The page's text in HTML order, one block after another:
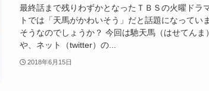
最終話まで残りわずかとなったＴＢＳの火曜ドラ
トでは「天馬がかわいそう」だと話題になってい
そうなのでしょうか？ 今回は馳天馬（はせてんま
や、ネット（twitter）の...
2018年6月15日